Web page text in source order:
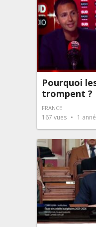
Pourquoi
trompent ?
FRANCE
167 vues 1